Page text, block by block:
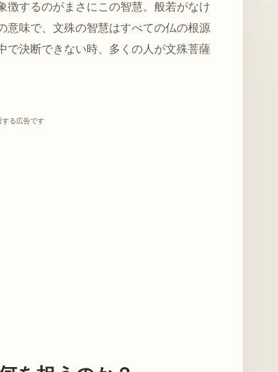
徴するのがまさにこの智慧。般若がなけ
意味で、文殊の智慧はすべての仏の根源
で決断できない時、多くの人が文殊菩薩
する広告です